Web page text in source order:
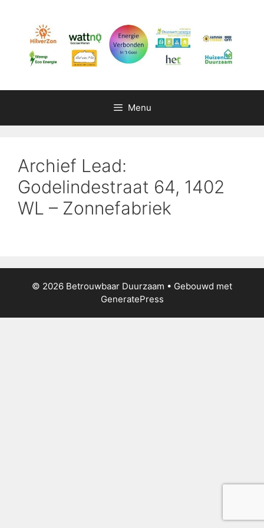
inhoud
Menu
Archief Lead:
Godelindestraat 64, 1402
WL – Zonnefabriek
© 2026 Betrouwbaar Duurzaam • Gebouwd met
GeneratePress